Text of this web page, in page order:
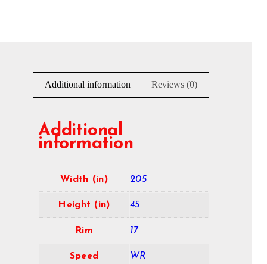
Additional information Reviews (0)
Additional
information
Width (in) 205
Height (in) 45
Rim 17
Speed WR